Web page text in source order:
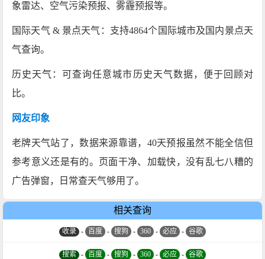
象雷达、空气污染预报、雾霾预报等。
国际天气 & 景点天气：支持4864个国际城市及国内景点天
气查询。
历史天气：可查询任意城市历史天气数据，便于回顾对
比。
网友印象
老牌天气站了，数据来源靠谱，40天预报虽然不能全信但
参考意义还是有的。页面干净、加载快，没有乱七八糟的
广告弹窗，日常查天气够用了。
相关查询
收录 - 百度 - 搜狗 - 360 - 必应 - 谷歌
搜索 - 百度 - 搜狗 - 360 - 必应 - 谷歌